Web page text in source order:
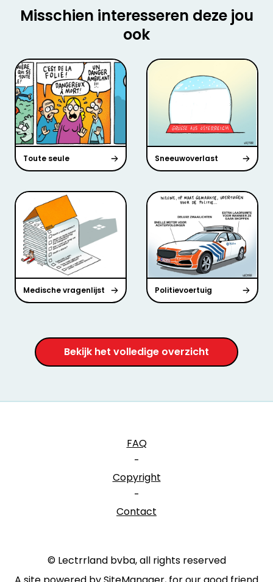
Misschien interesseren deze jou
ook
Toute seule Sneeuwoverlast
Medische vragenlijst Politievoertuig
Bekijk het volledige overzicht
FAQ
-
Copyright
-
Contact
© Lectrrland bvba, all rights reserved